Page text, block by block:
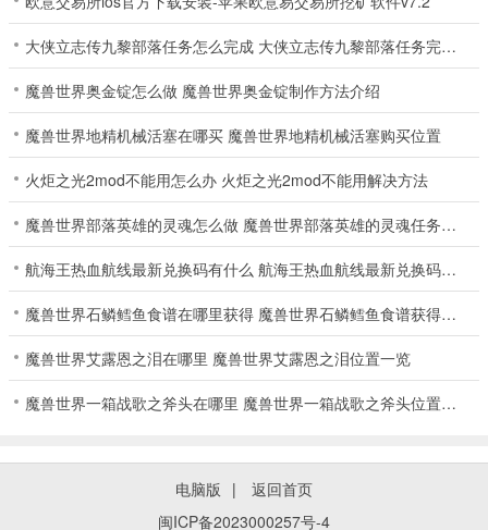
大侠立志传九黎部落任务怎么完成 大侠立志传九黎部落任务完成攻略
魔兽世界奥金锭怎么做 魔兽世界奥金锭制作方法介绍
魔兽世界地精机械活塞在哪买 魔兽世界地精机械活塞购买位置
火炬之光2mod不能用怎么办 火炬之光2mod不能用解决方法
魔兽世界部落英雄的灵魂怎么做 魔兽世界部落英雄的灵魂任务攻略
航海王热血航线最新兑换码有什么 航海王热血航线最新兑换码大全2024
魔兽世界石鳞鳕鱼食谱在哪里获得 魔兽世界石鳞鳕鱼食谱获得方法介绍
魔兽世界艾露恩之泪在哪里 魔兽世界艾露恩之泪位置一览
魔兽世界一箱战歌之斧头在哪里 魔兽世界一箱战歌之斧头位置一览
电脑版 |
返回首页
闽ICP备2023000257号-4